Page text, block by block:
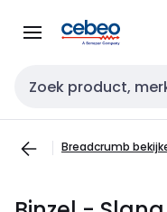
naar
naar
Zoekveld invoer
Breadcrumb